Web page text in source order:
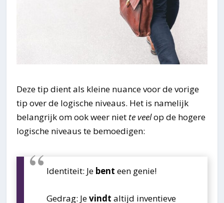
Deze tip dient als kleine nuance voor de vorige
tip over de logische niveaus. Het is namelijk
belangrijk om ook weer niet te veelop de hogere
logische niveaus te bemoedigen:
Identiteit: Je bent een genie!
Gedrag: Jevindt altijd inventieve